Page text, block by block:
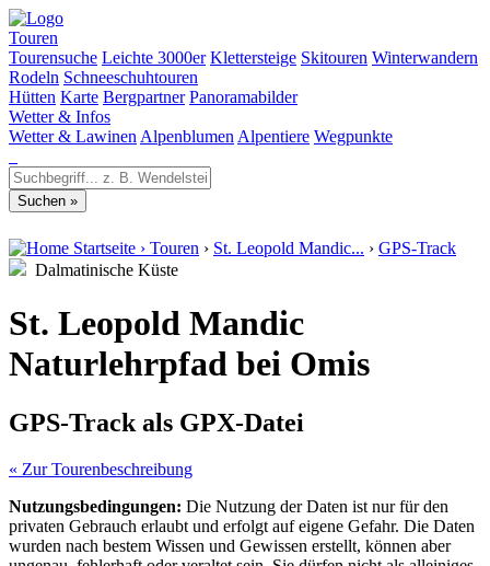
Touren
Tourensuche Leichte 3000er Klettersteige Skitouren Winterwandern
Rodeln Schneeschuhtouren
Hütten Karte Bergpartner Panoramabilder
Wetter & Infos
Wetter & Lawinen Alpenblumen Alpentiere Wegpunkte
Startseite › Touren › St. Leopold Mandic... › GPS-Track
Dalmatinische Küste
St. Leopold Mandic
Naturlehrpfad bei Omis
GPS-Track als GPX-Datei
« Zur Tourenbeschreibung
Nutzungsbedingungen: Die Nutzung der Daten ist nur für den
privaten Gebrauch erlaubt und erfolgt auf eigene Gefahr. Die Daten
wurden nach bestem Wissen und Gewissen erstellt, können aber